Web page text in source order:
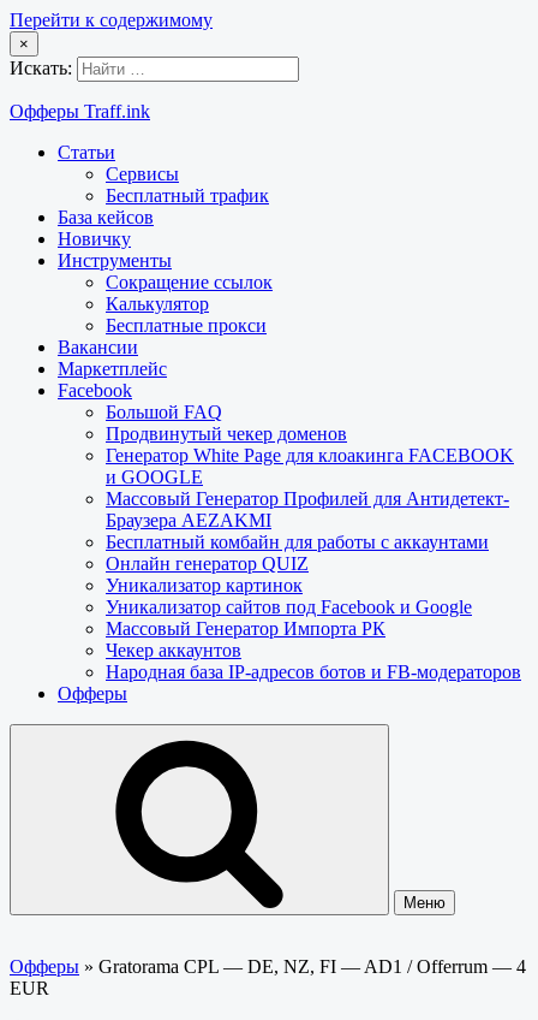
Перейти к содержимому
×
Искать:
Офферы Traff.ink
Статьи
Сервисы
Бесплатный трафик
База кейсов
Новичку
Инструменты
Сокращение ссылок
Калькулятор
Бесплатные прокси
Вакансии
Маркетплейс
Facebook
Большой FAQ
Продвинутый чекер доменов
Генератор White Page для клоакинга FACEBOOK
и GOOGLE
Массовый Генератор Профилей для Антидетект-
Браузера AEZAKMI
Бесплатный комбайн для работы с аккаунтами
Онлайн генератор QUIZ
Уникализатор картинок
Уникализатор сайтов под Facebook и Google
Массовый Генератор Импорта РК
Чекер аккаунтов
Народная база IP-адресов ботов и FB-модераторов
Офферы
Меню
Офферы » Gratorama CPL — DE, NZ, FI — AD1 / Offerrum — 4
EUR